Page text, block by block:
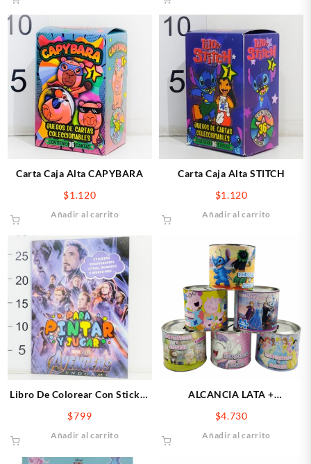
Carta Caja Alta CAPYBARA
$1.120
Añadir al carrito
Carta Caja Alta STITCH
$1.120
Añadir al carrito
Libro De Colorear Con Sticker
$799
Añadir al carrito
ALCANCIA LATA +
$4.730
Añadir al carrito